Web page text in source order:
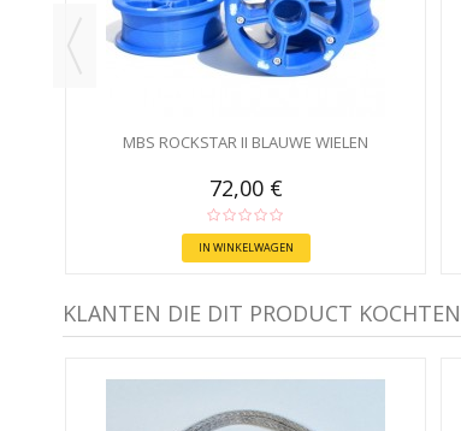
MBS ROCKSTAR II BLAUWE WIELEN
72,00 €
IN WINKELWAGEN
KLANTEN DIE DIT PRODUCT